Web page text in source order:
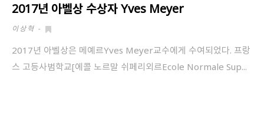
2017년 아벨상 수상자 Yves Meyer
이상혁 -
2017년 아벨상은 메예르Yves Meyer교수에게 수여되었다. 프랑
스 고등사범학교[에콜 노르말 쉬페리외르Ecole Normale Sup...